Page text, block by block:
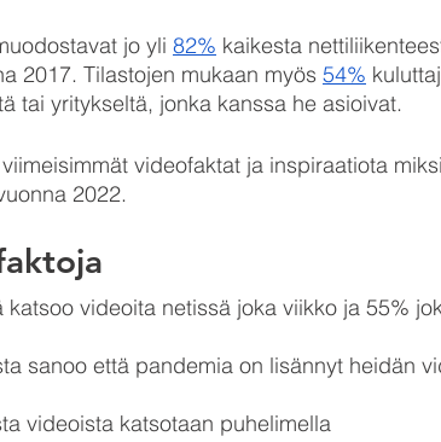
jo yli 82% kaikesta
2017. Tilastojen mukaan myös 54%
tai yritykseltä, jonka kanssa he asioivat.
videofaktat ja inspiraatiota
2022.
katsoo videoita netissä joka viikko ja 55%
sanoo että pandemia on lisännyt heidän
videoista katsotaan puhelimella